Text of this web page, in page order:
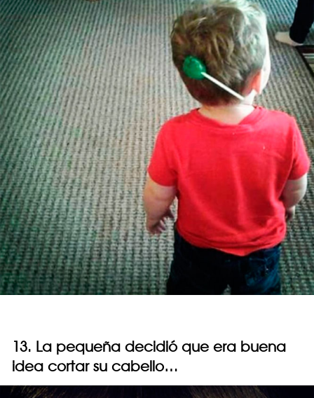
13. La pequeña decidió que era buena
idea cortar su cabello…